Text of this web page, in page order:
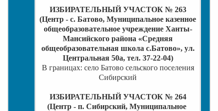
ИЗБИРАТЕЛЬНЫЙ УЧАСТОК № 263
(Центр - с. Батово, Муниципальное казенное
общеобразовательное учреждение Ханты-
Мансийского района «Средняя
общеобразовательная школа с.Батово», ул.
Центральная 50а, тел. 37-22-04)
В границах: село Батово сельского поселения
Сибирский
ИЗБИРАТЕЛЬНЫЙ УЧАСТОК № 264
(Центр - п. Сибирский, Муниципальное